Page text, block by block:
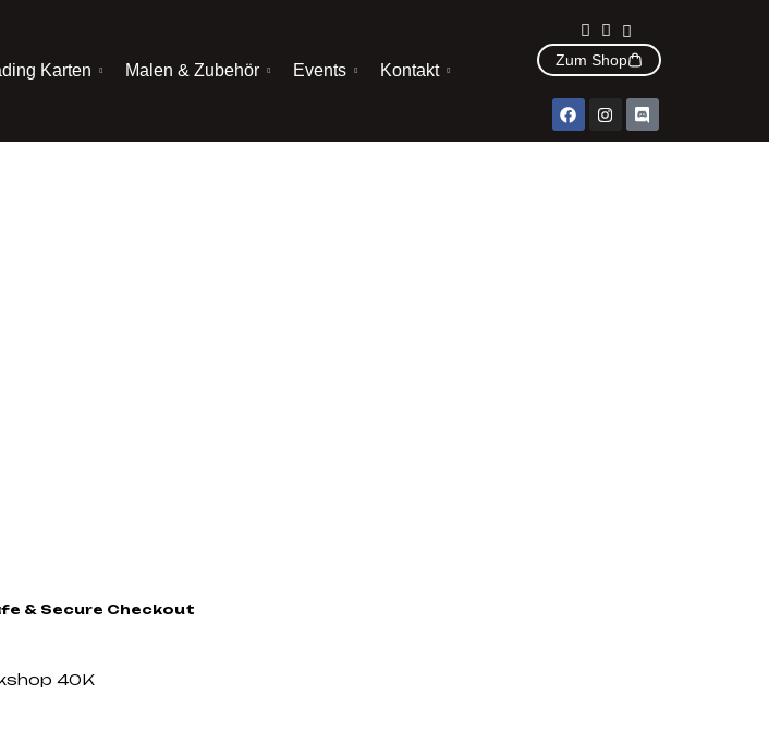
Karten Malen & Zubehör Events Kontakt
Zum Shop
& Secure Checkout
40K